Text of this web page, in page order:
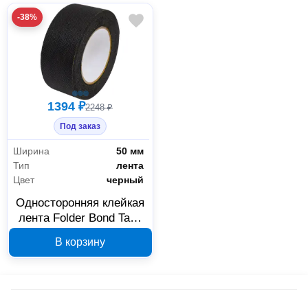
-38%
1394 ₽2248 ₽
Под заказ
Ширина
50 мм
Тип
лента
Цвет
черный
Односторонняя клейкая
лента Folder Bond Tape
В корзину